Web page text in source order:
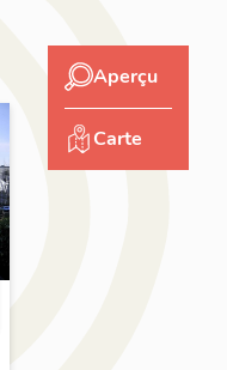
Aperçu
Carte